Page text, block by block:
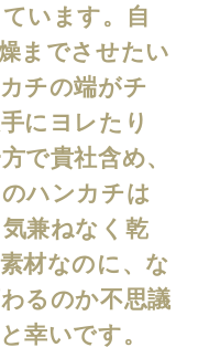
います。自
までさせたい
チの端がチ
にヨレたり
で貴社含め、
ハンカチは
兼ねなく乾
材なのに、な
るのか不思議
幸いです。